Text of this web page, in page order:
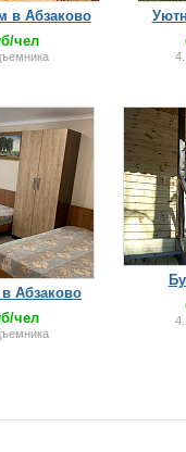
в Абзаково
чел
Абзаково
чел